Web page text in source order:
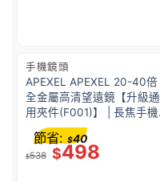
手機鏡頭
APEXEL APEXEL 20-40倍
全金屬高清望遠鏡【升級通
用夾件(F001)】 | 長焦手機
鏡頭 | 高清鍍膜玻璃鏡片 |
光學變焦系統 | 望遠鏡功能 |
38763002
$538 $498
節省: $40